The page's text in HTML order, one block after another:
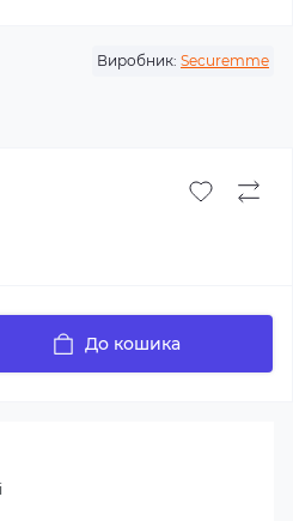
Виробник: Securemme
До кошика